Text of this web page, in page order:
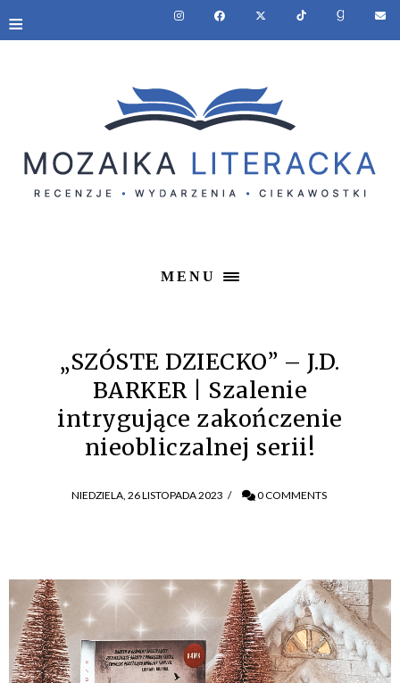
≡
MENU
„SZÓSTE DZIECKO” – J.D.
BARKER | Szalenie
intrygujące zakończenie
nieobliczalnej serii!
NIEDZIELA, 26 LISTOPADA 2023 / 0 COMMENTS